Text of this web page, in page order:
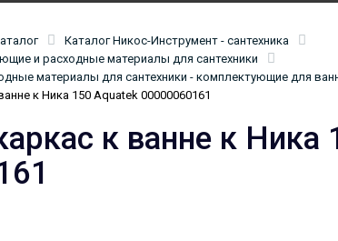
Каталог Никос-Инструмент - сантехника
и расходные материалы для сантехники
материалы для сантехники - комплектующие для
к Ника 150 Aquatek 00000060161
к ванне к Ника